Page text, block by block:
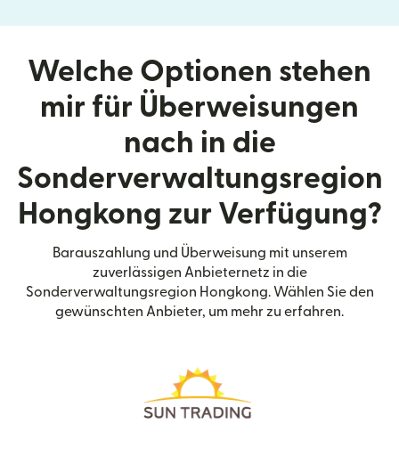
Welche Optionen stehen
mir für Überweisungen
nach in die
Sonderverwaltungsregion
Hongkong zur Verfügung?
Barauszahlung und Überweisung mit unserem
zuverlässigen Anbieternetz in die
Sonderverwaltungsregion Hongkong. Wählen Sie den
gewünschten Anbieter, um mehr zu erfahren.